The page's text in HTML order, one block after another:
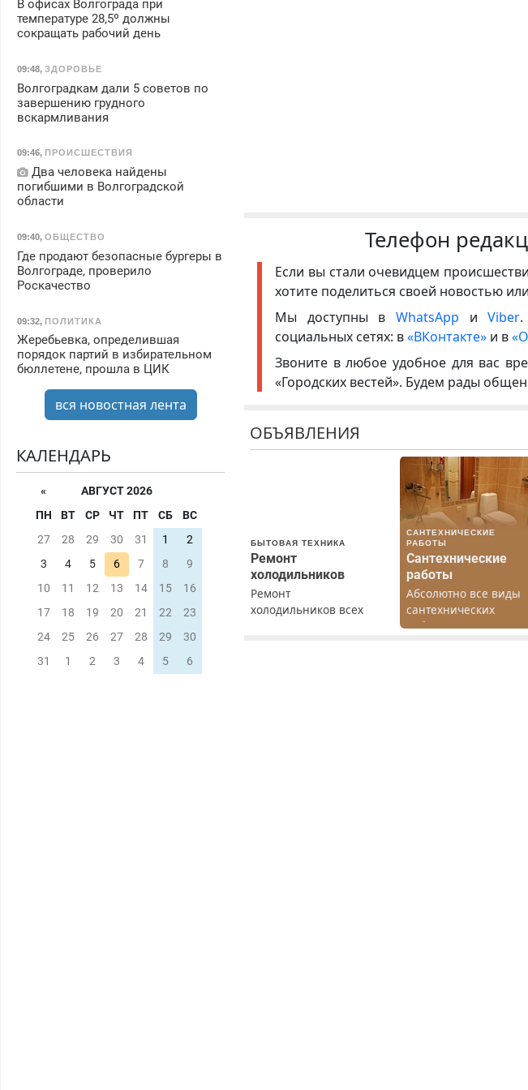
Телефон
Если вы стали очевидцем
хотите поделиться своей новостью
Мы доступны в WhatsApp иViber
социальных сетях: в«ВКонтакте» и в
Звоните в любое удобное для вас
«Городских вестей». Будем рады
ОБЪЯВЛЕНИЯ
БЫТОВАЯ ТЕХНИКА
Ремонт
холодильников
Ремонт
холодильников всех
САНТЕХНИЧЕСКИЕ
РАБОТЫ
Сантехнические
работы
Абсолютно все виды
сантехнических
работ. Быстро.
В офисах Волгограда при
температуре 28,5º должны
сокращать рабочий день
09:48, ЗДОРОВЬЕ
Волгоградкам дали 5 советов по
завершению грудного
вскармливания
09:46, ПРОИСШЕСТВИЯ
Два человека найдены
погибшими в Волгоградской
области
09:40, ОБЩЕСТВО
Где продают безопасные бургеры в
Волгограде, проверило
Роскачество
09:32, ПОЛИТИКА
Жеребьевка, определившая
порядок партий в избирательном
бюллетене, прошла в ЦИК
вся новостная лента
КАЛЕНДАРЬ
«
АВГУСТ 2026
ПН
ВТ СР ЧТ ПТ СБ
ВС
27
28 29 30 31 1
2
3
4 5 6 7 8
9
10
11 12 13 14 15
16
17
18 19 20 21 22
23
24
25 26 27 28 29
30
31
1 2 3 4 5 6